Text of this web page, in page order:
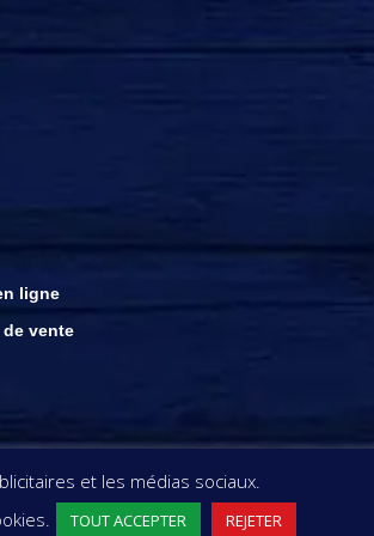
ligne
vente
MODÉRATION
et les médias sociaux.
TOUT ACCEPTER REJETER